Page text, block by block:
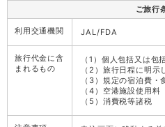
ご旅行
利用交通機関 JAL/FDA
旅行代金に含
まれるもの
（1）個人包括又は
（2）旅行日程に明
（3）規定の宿泊費・
（4）空港施設使用料
（5）消費税等諸税